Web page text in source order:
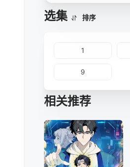
选集 排序
1
9
相关推荐